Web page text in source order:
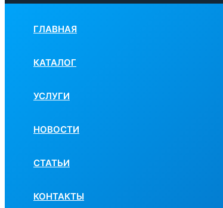
ГЛАВНАЯ
КАТАЛОГ
УСЛУГИ
НОВОСТИ
СТАТЬИ
КОНТАКТЫ